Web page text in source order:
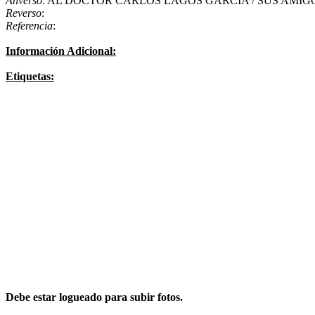
Reverso:
Referencia:
Información Adicional:
Etiquetas:
Debe estar logueado para subir fotos.